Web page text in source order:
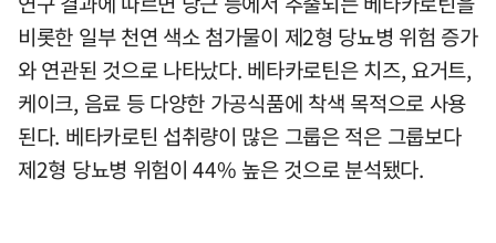
비롯한 일부 천연 색소 첨가물이 제2형 당뇨병 위험 증가
와 연관된 것으로 나타났다. 베타카로틴은 치즈, 요거트,
케이크, 음료 등 다양한 가공식품에 착색 목적으로 사용
된다. 베타카로틴 섭취량이 많은 그룹은 적은 그룹보다
제2형 당뇨병 위험이 44% 높은 것으로 분석됐다.